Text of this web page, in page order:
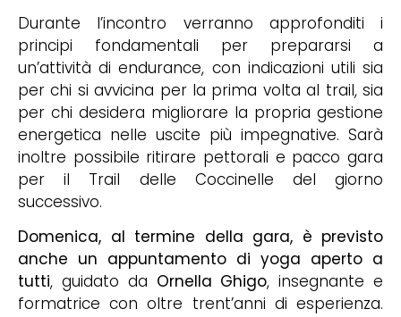
Durante l’incontro verranno approfonditi i
principi fondamentali per prepararsi a
un’attività di endurance, con indicazioni utili sia
per chi si avvicina per la prima volta al trail, sia
per chi desidera migliorare la propria gestione
energetica nelle uscite più impegnative. Sarà
inoltre possibile ritirare pettorali e pacco gara
per il Trail delle Coccinelle del giorno
successivo.
Domenica, al termine della gara, è previsto
anche un appuntamento di yoga aperto a
tutti, guidato da Ornella Ghigo, insegnante e
formatrice con oltre trent’anni di esperienza.